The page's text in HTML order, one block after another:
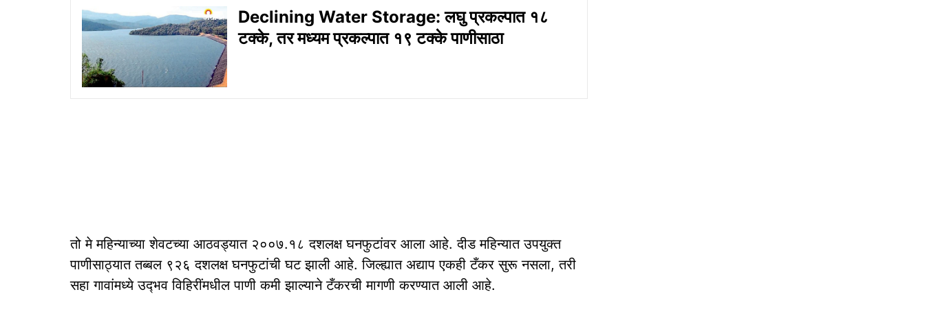
Declining Water Storage: लघु प्रकल्पात १८
टक्के, तर मध्यम प्रकल्पात १९ टक्के पाणीसाठा
तो मे महिन्याच्या शेवटच्या आठवड्यात २००७.१८ दशलक्ष घनफुटांवर आला आहे. दीड महिन्यात उपयुक्त
पाणीसाठ्यात तब्बल ९२६ दशलक्ष घनफुटांची घट झाली आहे. जिल्ह्यात अद्याप एकही टँकर सुरू नसला, तरी
सहा गावांमध्ये उद्‍भव विहिरींमधील पाणी कमी झाल्याने टँकरची मागणी करण्यात आली आहे.